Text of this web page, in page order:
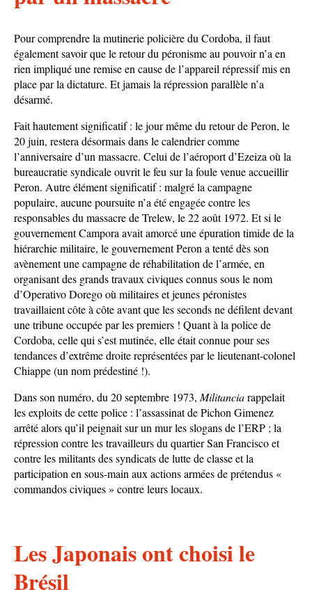
Pour comprendre la mutinerie policière du Cordoba, il faut
également savoir que le retour du péronisme au pouvoir n’a en
rien impliqué une remise en cause de l’appareil répressif mis en
place par la dictature. Et jamais la répression parallèle n’a
désarmé.
Fait hautement significatif : le jour même du retour de Peron, le
20 juin, restera désormais dans le calendrier comme
l’anniversaire d’un massacre. Celui de l’aéroport d’Ezeiza où la
bureaucratie syndicale ouvrit le feu sur la foule venue accueillir
Peron. Autre élément significatif : malgré la campagne
populaire, aucune poursuite n’a été engagée contre les
responsables du massacre de Trelew, le 22 août 1972. Et si le
gouvernement Campora avait amorcé une épuration timide de la
hiérarchie militaire, le gouvernement Peron a tenté dès son
avènement une campagne de réhabilitation de l’armée, en
organisant des grands travaux civiques connus sous le nom
d’Operativo Dorego où militaires et jeunes péronistes
travaillaient côte à côte avant que les seconds ne défilent devant
une tribune occupée par les premiers ! Quant à la police de
Cordoba, celle qui s’est mutinée, elle était connue pour ses
tendances d’extrême droite représentées par le lieutenant-colonel
Chiappe (un nom prédestiné !).
Dans son numéro, du 20 septembre 1973, Militanciarappelait
les exploits de cette police : l’assassinat de Pichon Gimenez
arrêté alors qu’il peignait sur un mur les slogans de l’ERP ; la
répression contre les travailleurs du quartier San Francisco et
contre les militants des syndicats de lutte de classe et la
participation en sous-main aux actions armées de prétendus «
commandos civiques » contre leurs locaux.
Les Japonais ont choisi le
Brésil